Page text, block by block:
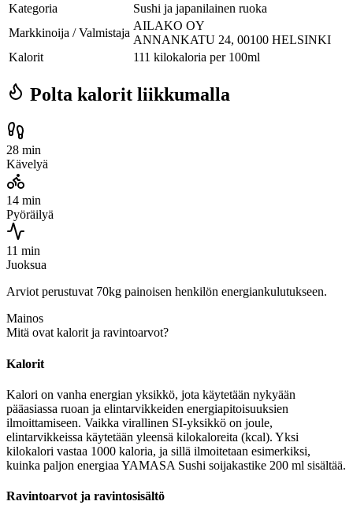
Kategoria
Sushi ja japanilainen ruoka
Markkinoija / Valmistaja
AILAKO OY
ANNANKATU 24, 00100 HELSINKI
Kalorit
111 kilokaloria per 100ml
Polta kalorit liikkumalla
28 min
Kävelyä
14 min
Pyöräilyä
11 min
Juoksua
Arviot perustuvat 70kg painoisen henkilön energiankulutukseen.
Mainos
Mitä ovat kalorit ja ravintoarvot?
Kalorit
Kalori on vanha energian yksikkö, jota käytetään nykyään
pääasiassa ruoan ja elintarvikkeiden energiapitoisuuksien
ilmoittamiseen. Vaikka virallinen SI-yksikkö on joule,
elintarvikkeissa käytetään yleensä kilokaloreita (kcal). Yksi
kilokalori vastaa 1000 kaloria, ja sillä ilmoitetaan esimerkiksi,
kuinka paljon energiaa YAMASA Sushi soijakastike 200 ml sisältää.
Ravintoarvot ja ravintosisältö